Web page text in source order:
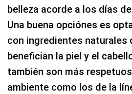
belleza acorde a los días
Una buena opciónes es
con ingredientes naturales
benefician la piel y el
también son más
ambiente como los de la